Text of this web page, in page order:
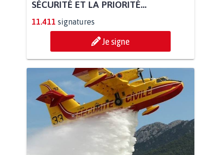
SÉCURITÉ ET LA PRIORITÉ...
11.411 signatures
Je signe